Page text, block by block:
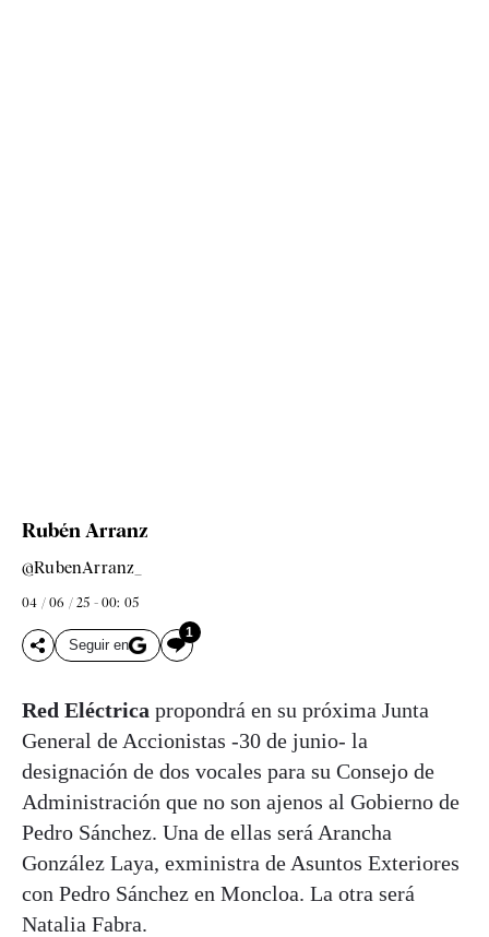
Rubén Arranz
@RubenArranz_
04 / 06 / 25 - 00: 05
Seguir en
1
Red Eléctrica propondrá en su próxima Junta
General de Accionistas -30 de junio- la
designación de dos vocales para su Consejo de
Administración que no son ajenos al Gobierno de
Pedro Sánchez. Una de ellas será Arancha
González Laya, exministra de Asuntos Exteriores
con Pedro Sánchez en Moncloa. La otra será
Natalia Fabra.